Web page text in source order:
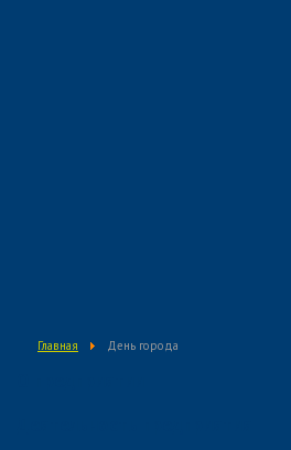
Главная День города